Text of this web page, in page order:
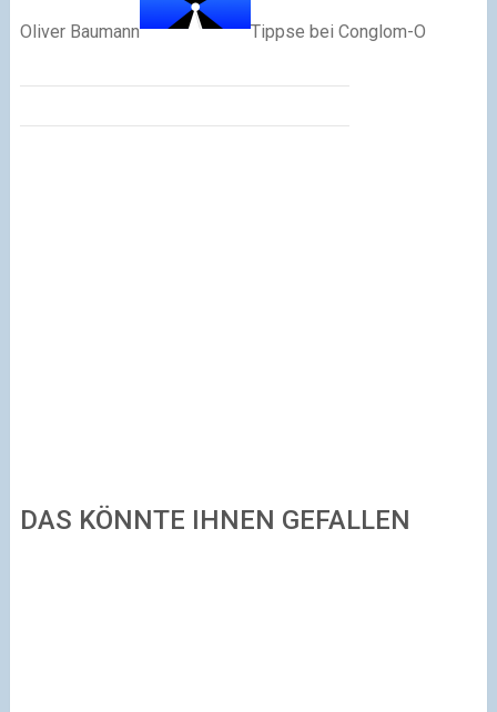
Oliver Baumann Tippse bei Conglom-O
DAS KÖNNTE IHNEN GEFALLEN